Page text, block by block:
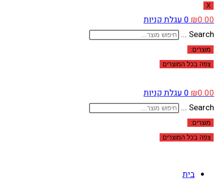
X
₪0.00
0עגלת קניות
Search ...
מוצרים:
צפה בכל המוצרים
₪0.00
0עגלת קניות
Search ...
מוצרים:
צפה בכל המוצרים
בית